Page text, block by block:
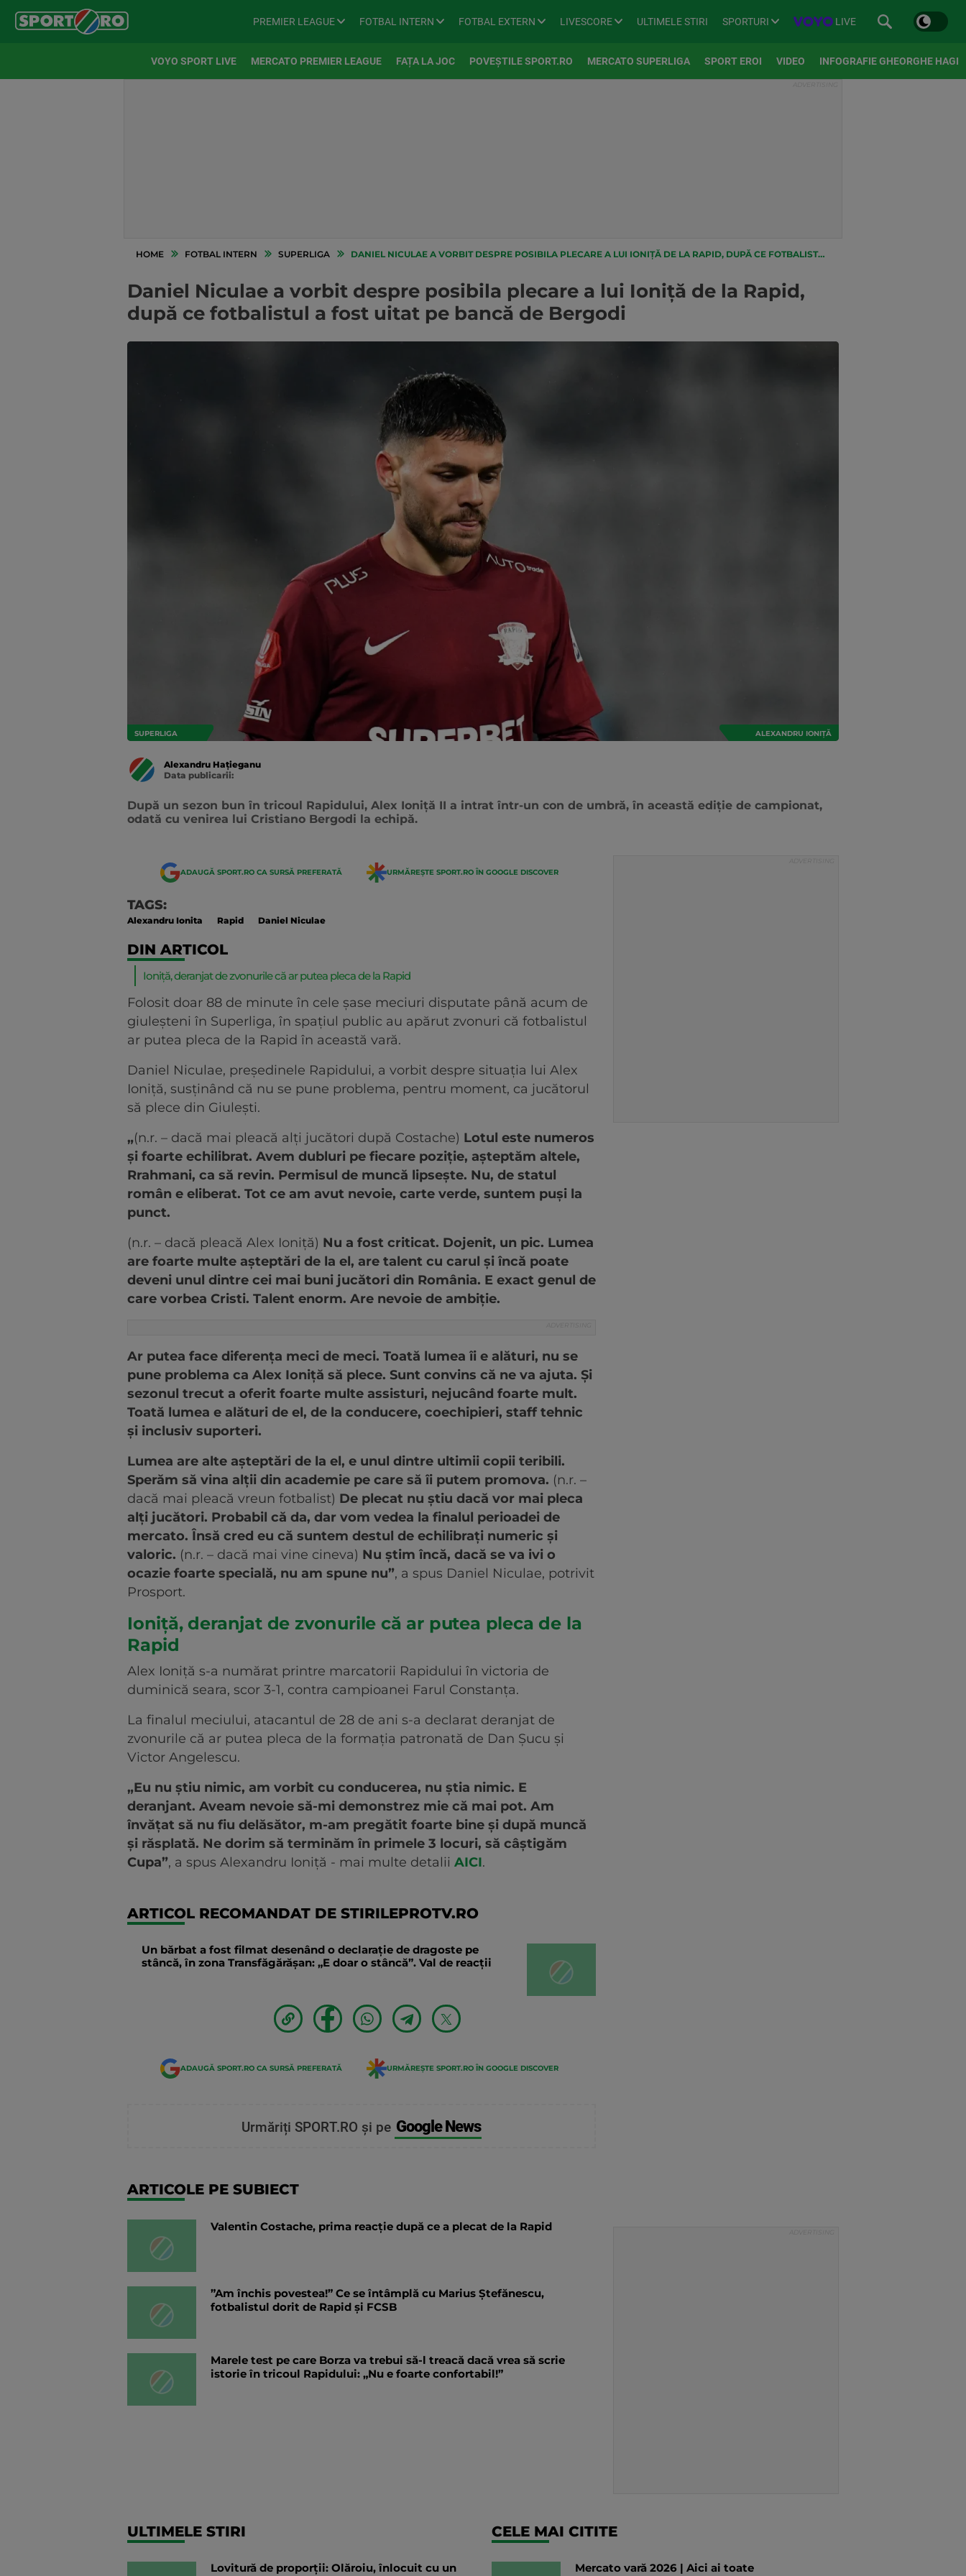
PREMIER LEAGUE FOTBAL INTERN FOTBAL EXTERN LIVESCORE ULTIMELE STIRI SPORTURI LIVE
VOYO SPORT LIVE MERCATO PREMIER LEAGUE FAȚA LA JOC POVEȘTILE SPORT.RO MERCATO SUPERLIGA SPORT EROI VIDEO INFOGRAFIE GHEORGHE HAGI
HOME FOTBAL INTERN SUPERLIGA DANIEL NICULAE A VORBIT DESPRE POSIBILA PLECARE A LUI IONIȚĂ DE LA RAPID, DUPĂ CE FOTBALISTUL A FOST UITAT PE BANCĂ DE BERGODI
Daniel Niculae a vorbit despre posibila plecare a lui Ioniță de la Rapid,
după ce fotbalistul a fost uitat pe bancă de Bergodi
SUPERLIGA ALEXANDRU IONIȚĂ
Alexandru Hațieganu
Data publicarii:
După un sezon bun în tricoul Rapidului, Alex Ioniță II a intrat într-un con de umbră, în această ediție de campionat,
odată cu venirea lui Cristiano Bergodi la echipă.
ADAUGĂ SPORT.RO CA SURSĂ PREFERATĂ URMĂREȘTE SPORT.RO ÎN GOOGLE DISCOVER
TAGS:
Alexandru Ionita Rapid Daniel Niculae
DIN ARTICOL
Ioniță, deranjat de zvonurile că ar putea pleca de la Rapid
Folosit doar 88 de minute în cele șase meciuri disputate până acum de
giuleșteni în Superliga, în spațiul public au apărut zvonuri că fotbalistul
ar putea pleca de la Rapid în această vară.
Daniel Niculae, președinele Rapidului, a vorbit despre situația lui Alex
Ioniță, susținând că nu se pune problema, pentru moment, ca jucătorul
să plece din Giulești.
„(n.r. – dacă mai pleacă alți jucători după Costache) Lotul este numeros
și foarte echilibrat. Avem dubluri pe fiecare poziție, așteptăm altele,
Rrahmani, ca să revin. Permisul de muncă lipsește. Nu, de statul
român e eliberat. Tot ce am avut nevoie, carte verde, suntem puși la
punct.
(n.r. – dacă pleacă Alex Ioniță) Nu a fost criticat. Dojenit, un pic. Lumea
are foarte multe așteptări de la el, are talent cu carul și încă poate
deveni unul dintre cei mai buni jucători din România. E exact genul de
care vorbea Cristi. Talent enorm. Are nevoie de ambiție.
Ar putea face diferența meci de meci. Toată lumea îi e alături, nu se
pune problema ca Alex Ioniță să plece. Sunt convins că ne va ajuta. Și
sezonul trecut a oferit foarte multe assisturi, nejucând foarte mult.
Toată lumea e alături de el, de la conducere, coechipieri, staff tehnic
și inclusiv suporteri.
Lumea are alte așteptări de la el, e unul dintre ultimii copii teribili.
Sperăm să vina alții din academie pe care să îi putem promova. (n.r. –
dacă mai pleacă vreun fotbalist) De plecat nu știu dacă vor mai pleca
alți jucători. Probabil că da, dar vom vedea la finalul perioadei de
mercato. Însă cred eu că suntem destul de echilibrați numeric și
valoric. (n.r. – dacă mai vine cineva) Nu știm încă, dacă se va ivi o
ocazie foarte specială, nu am spune nu”, a spus Daniel Niculae, potrivit
Prosport.
Ioniță, deranjat de zvonurile că ar putea pleca de la
Rapid
Alex Ioniță s-a numărat printre marcatorii Rapidului în victoria de
duminică seara, scor 3-1, contra campioanei Farul Constanța.
La finalul meciului, atacantul de 28 de ani s-a declarat deranjat de
zvonurile că ar putea pleca de la formația patronată de Dan Șucu și
Victor Angelescu.
„Eu nu știu nimic, am vorbit cu conducerea, nu știa nimic. E
deranjant. Aveam nevoie să-mi demonstrez mie că mai pot. Am
învățat să nu fiu delăsător, m-am pregătit foarte bine și după muncă
și răsplată. Ne dorim să terminăm în primele 3 locuri, să câștigăm
Cupa”, a spus Alexandru Ioniță - mai multe detalii AICI.
ARTICOL RECOMANDAT DE STIRILEPROTV.RO
Un bărbat a fost filmat desenând o declaraţie de dragoste pe
stâncă, în zona Transfăgărăşan: „E doar o stâncă”. Val de reacții
ADAUGĂ SPORT.RO CA SURSĂ PREFERATĂ URMĂREȘTE SPORT.RO ÎN GOOGLE DISCOVER
Urmăriți SPORT.RO și pe Google News
ARTICOLE PE SUBIECT
Valentin Costache, prima reacție după ce a plecat de la Rapid
”Am închis povestea!” Ce se întâmplă cu Marius Ștefănescu,
fotbalistul dorit de Rapid și FCSB
Marele test pe care Borza va trebui să-l treacă dacă vrea să scrie
istorie în tricoul Rapidului: „Nu e foarte confortabil!”
ULTIMELE STIRI
Lovitură de proporții: Olăroiu, înlocuit cu un
CELE MAI CITITE
Mercato vară 2026 | Aici ai toate